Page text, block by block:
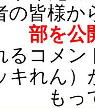
の皆様か
部を公
るコメン
キれん
もっ